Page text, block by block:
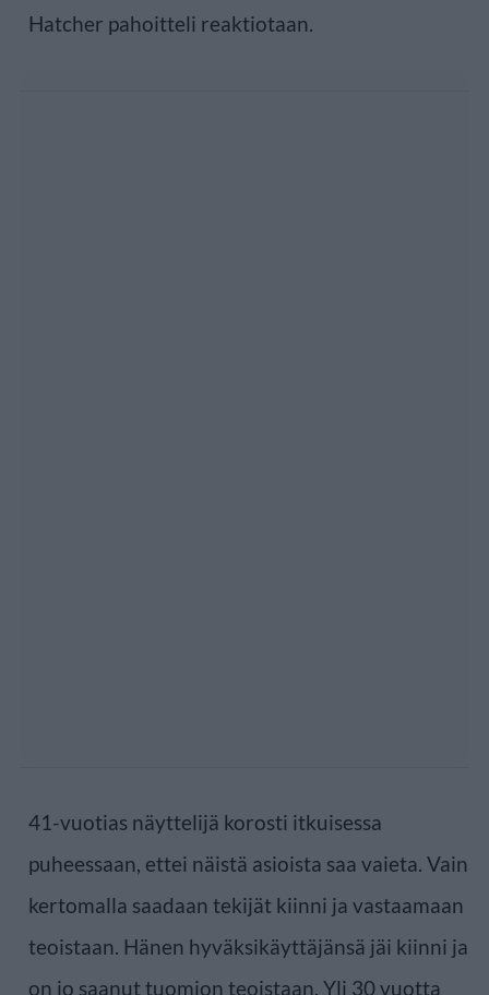
Hatcher pahoitteli reaktiotaan.
41-vuotias näyttelijä korosti itkuisessa
puheessaan, ettei näistä asioista saa vaieta. Vain
kertomalla saadaan tekijät kiinni ja vastaamaan
teoistaan. Hänen hyväksikäyttäjänsä jäi kiinni ja
on jo saanut tuomion teoistaan. Yli 30 vuotta